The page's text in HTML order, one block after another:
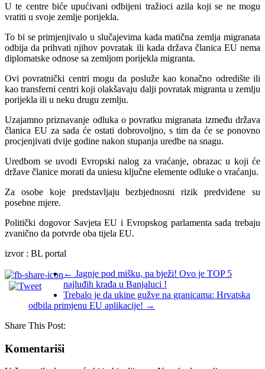
U te centre biće upućivani odbijeni tražioci azila koji se ne mogu
vratiti u svoje zemlje porijekla.
To bi se primjenjivalo u slučajevima kada matična zemlja migranata
odbija da prihvati njihov povratak ili kada država članica EU nema
diplomatske odnose sa zemljom porijekla migranta.
Ovi povratnički centri mogu da posluže kao konačno odredište ili
kao transferni centri koji olakšavaju dalji povratak migranta u zemlju
porijekla ili u neku drugu zemlju.
Uzajamno priznavanje odluka o povratku migranata između država
članica EU za sada će ostati dobrovoljno, s tim da će se ponovno
procjenjivati dvije godine nakon stupanja uredbe na snagu.
Uredbom se uvodi Evropski nalog za vraćanje, obrazac u koji će
države članice morati da uniesu ključne elemente odluke o vraćanju.
Za osobe koje predstavljaju bezbjednosni rizik predviđene su
posebne mjere.
Politički dogovor Savjeta EU i Evropskog parlamenta sada trebaju
zvanično da potvrde oba tijela EU.
izvor : BL portal
← Jagnje pod mišku, pa bježi! Ovo je TOP 5
najluđih krađa u Banjaluci !
Trebalo je da ukine gužve na granicama: Hrvatska
odbila primjenu EU aplikacije! →
Share This Post:
Komentariši